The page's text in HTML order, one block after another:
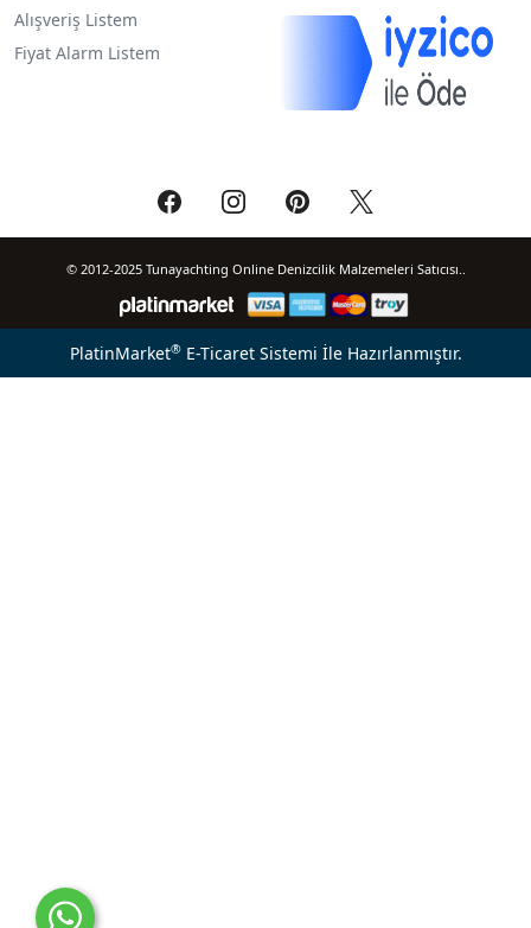
Alışveriş Listem
Fiyat Alarm Listem
© 2012-2025 Tunayachting Online Denizcilik Malzemeleri Satıcısı..
PlatinMarket®E-Ticaret Sistemi İle Hazırlanmıştır.